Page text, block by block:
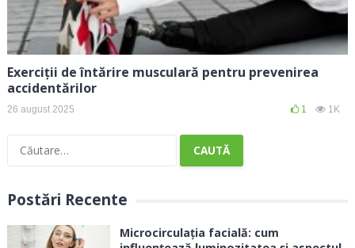
Exerciții de întărire musculară pentru prevenirea
accidentărilor
26 august 2025 1 1K
Caută
Postări Recente
Microcirculația facială: cum